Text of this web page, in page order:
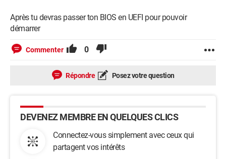
Après tu devras passer ton BIOS en UEFI pour pouvoir
démarrer
Commenter 0
Répondre Posez votre question
DEVENEZ MEMBRE EN QUELQUES CLICS
Connectez-vous simplement avec ceux qui
partagent vos intérêts